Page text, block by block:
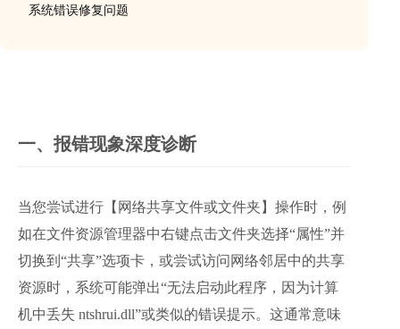
系统错误修复问题
一、报错现象深度诊断
当您尝试进行【网络共享文件或文件夹】操作时，例
如在文件资源管理器中右键点击文件夹选择“属性”并
切换到“共享”选项卡，或尝试访问网络邻居中的共享
资源时，系统可能弹出“无法启动此程序，因为计算
机中丢失 ntshrui.dll”或类似的错误提示。这通常意味